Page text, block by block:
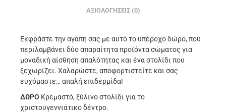
ΑΞΙΟΛΟΓΉΣΕΙΣ (0)
Εκφράστε την αγάπη σας µε αυτό το υπέροχο δώρο, που
περιλαµβάνει δύο απαραίτητα προϊόντα σώµατος για
µοναδική αίσθηση απαλότητας και ένα στολίδι που
ξεχωρίζει. Χαλαρώστε, αποφορτιστείτε και σας
ευχόµαστε… απαλή επιδερµίδα!
ΔΩΡΟ Κρεµαστό, ξύλινο στολίδι για το
χριστουγεννιάτικο δέντρο.